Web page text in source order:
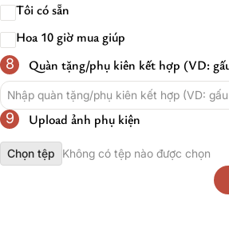
Tôi có sẵn
Hoa 10 giờ mua giúp
8 Quàn tặng/phụ kiên kết hợp (VD:
9 Upload ảnh phụ kiện
Chọn tệp Không có tệp nào được chọn